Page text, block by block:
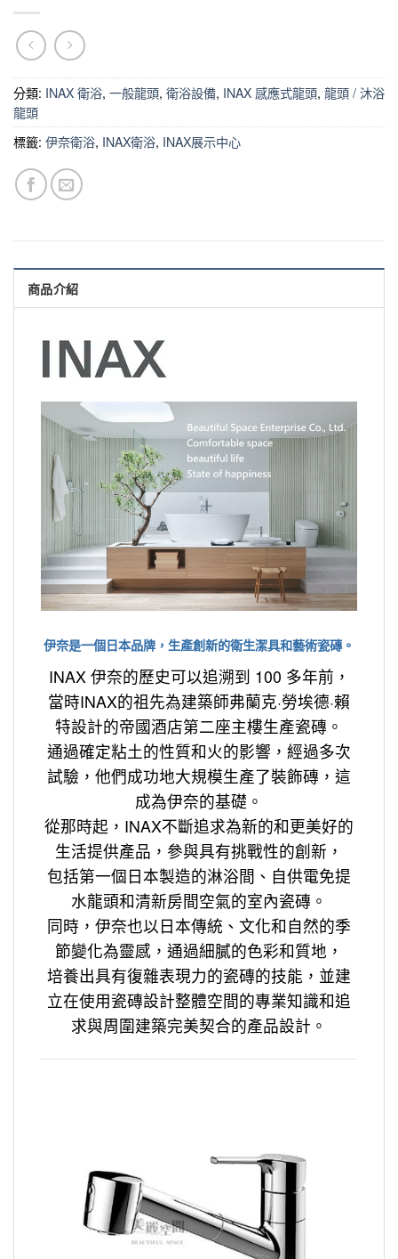
分類: INAX 衛浴, 一般龍頭, 衛浴設備, INAX 感應式龍頭, 龍頭 / 沐浴
龍頭
標籤: 伊奈衛浴, INAX衛浴, INAX展示中心
商品介紹
伊奈是一個日本品牌，生產創新的衛生潔具和藝術瓷磚。
INAX 伊奈的歷史可以追溯到 100 多年前，
當時INAX的祖先為建築師弗蘭克·勞埃德·賴
特設計的帝國酒店第二座主樓生產瓷磚。
通過確定粘土的性質和火的影響，經過多次
試驗，他們成功地大規模生產了裝飾磚，這
成為伊奈的基礎。
從那時起，INAX不斷追求為新的和更美好的
生活提供產品，參與具有挑戰性的創新，
包括第一個日本製造的淋浴間、自供電免提
水龍頭和清新房間空氣的室內瓷磚。
同時，伊奈也以日本傳統、文化和自然的季
節變化為靈感，通過細膩的色彩和質地，
培養出具有復雜表現力的瓷磚的技能，並建
立在使用瓷磚設計整體空間的專業知識和追
求與周圍建築完美契合的產品設計。